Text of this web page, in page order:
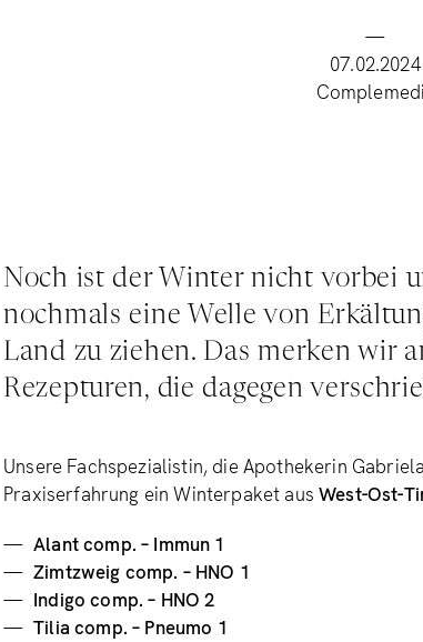
—
07.02.2024
Noch ist der Winter nicht vorbei
nochmals eine Welle von
Land zu ziehen. Das merken wir
Rezepturen, die dagegen
Unsere Fachspezialistin, die Apothekerin
Praxiserfahrung ein Winterpaket ausWest-Ost-
Alant comp. – Immun 1
Zimtzweig comp. – HNO 1
Indigo comp. – HNO 2
Tilia comp. – Pneumo 1